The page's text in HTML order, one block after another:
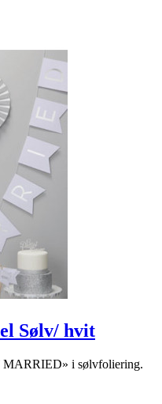
Sølv/ hvit
MARRIED» i sølvfoliering.